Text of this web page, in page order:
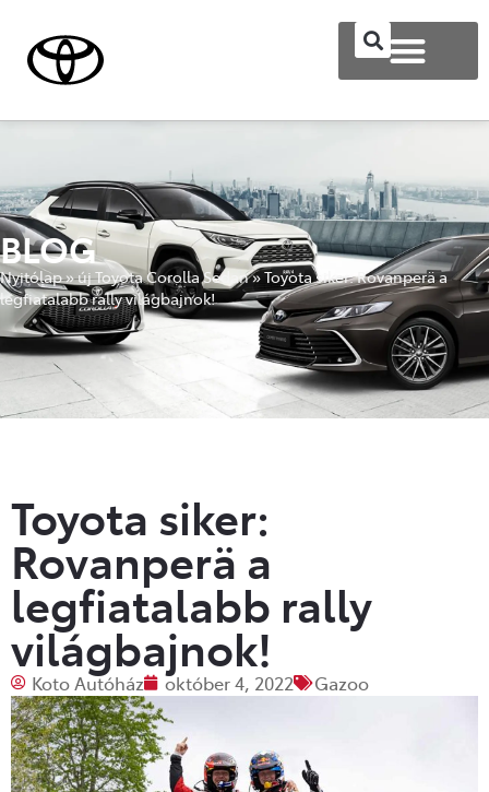
BLOG
Nyitólap»új Toyota Corolla Sedan»Toyota siker: Rovanperä a
legfiatalabb rally világbajnok!
Toyota siker:
Rovanperä a
legfiatalabb rally
világbajnok!
Koto Autóház október 4, 2022 Gazoo